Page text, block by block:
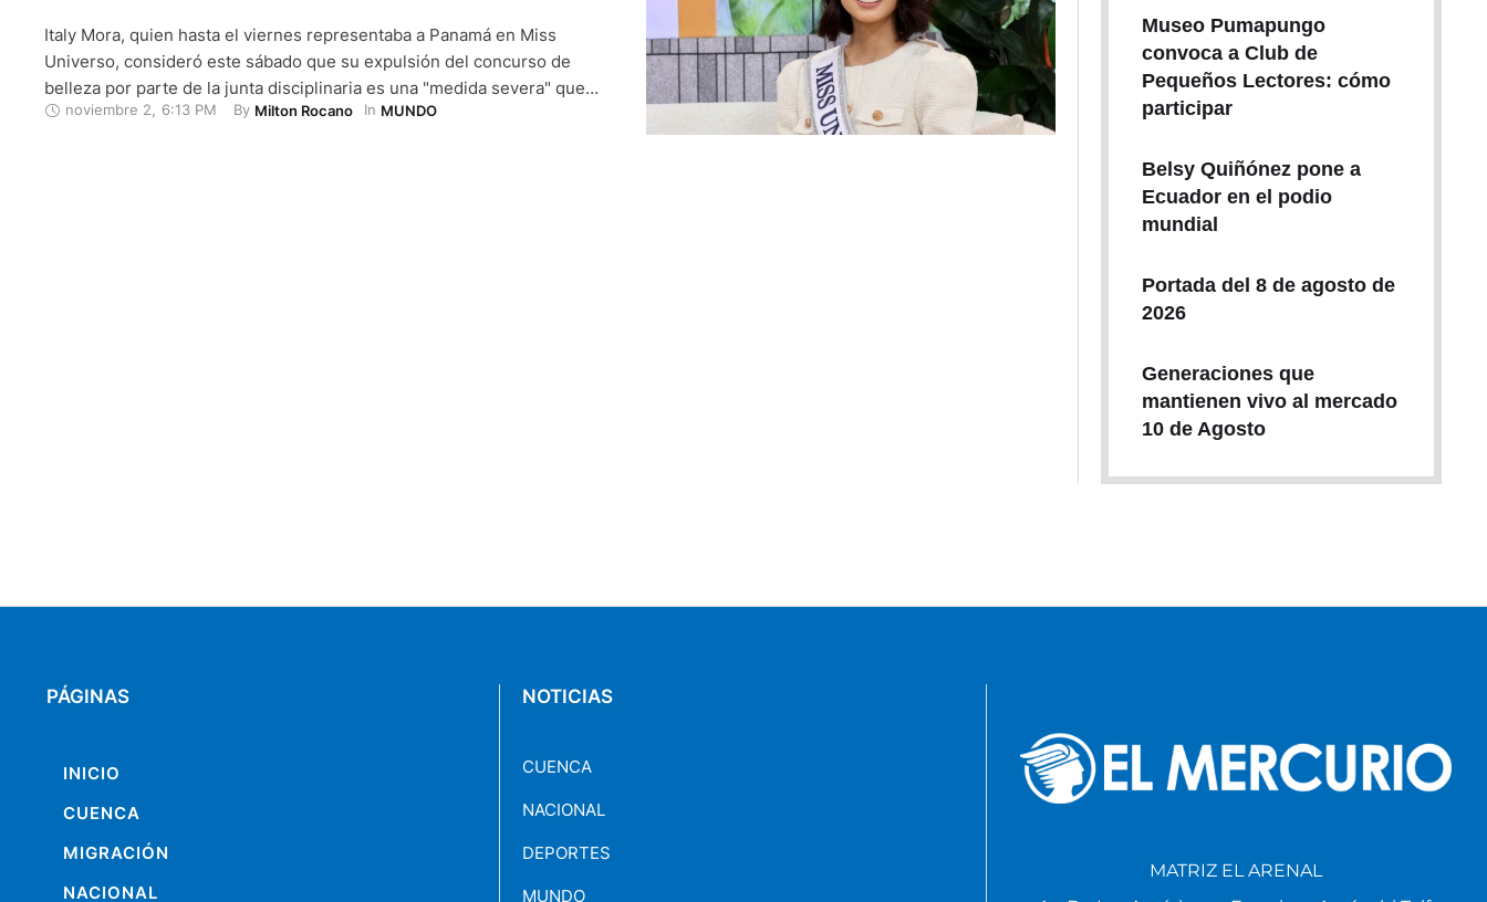
Italy Mora, quien hasta el viernes representaba a Panamá en Miss
Universo, consideró este sábado que su expulsión del concurso de
belleza por parte de la junta disciplinaria es una "medida severa" que
podría haberse resuelto con "diálogo o un llamado de atención". "El
noviembre 2 6:13 PM By Milton Rocano In MUNDO
Museo Pumapungo
convoca a Club de
Pequeños Lectores: cómo
participar
Belsy Quiñónez pone a
Ecuador en el podio
mundial
Portada del 8 de agosto de
2026
Generaciones que
mantienen vivo al mercado
10 de Agosto
PÁGINAS
INICIO
CUENCA
MIGRACIÓN
NACIONAL
NOTICIAS
CUENCA
NACIONAL
DEPORTES
MUNDO
MATRIZ EL ARENAL